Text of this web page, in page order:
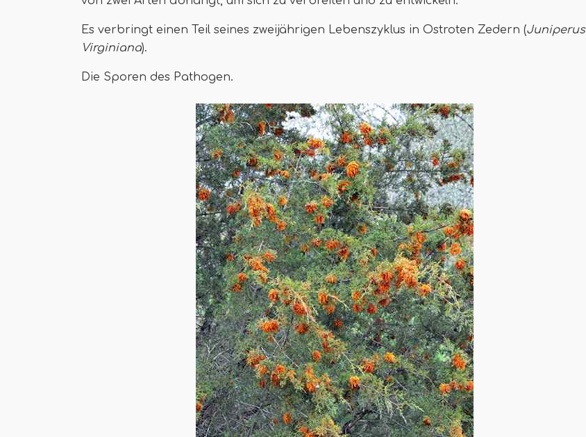
Es verbringt einen Teil seines zweijährigen Lebenszyklus in Ostroten Zedern (Juniperus
Virginiana).
Die Sporen des Pathogen.